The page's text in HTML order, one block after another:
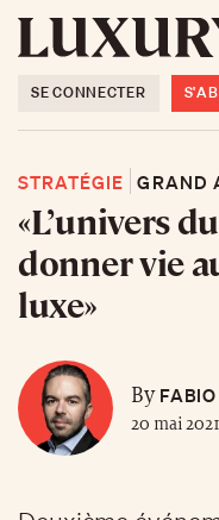
SE CONNECTER
STRATÉGIE GRAND
«L’univers
donner vie
luxe»
ByFABIO
20 mai 2021